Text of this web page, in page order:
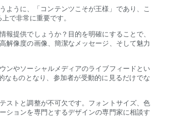
ように、「コンテンツこそが王様」であり、こ
で非常に重要です。
提供でしょうか？目的を明確にすることで、
解像度の画像、簡潔なメッセージ、そして魅力
ンやソーシャルメディアのライブフィードとい
ものとなり、参加者が受動的に見るだけでな
ストと調整が不可欠です。フォントサイズ、色
ションを専門とするデザインの専門家に相談す